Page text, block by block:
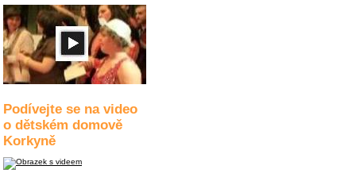
Podívejte se na video
o dětském domově
Korkyně